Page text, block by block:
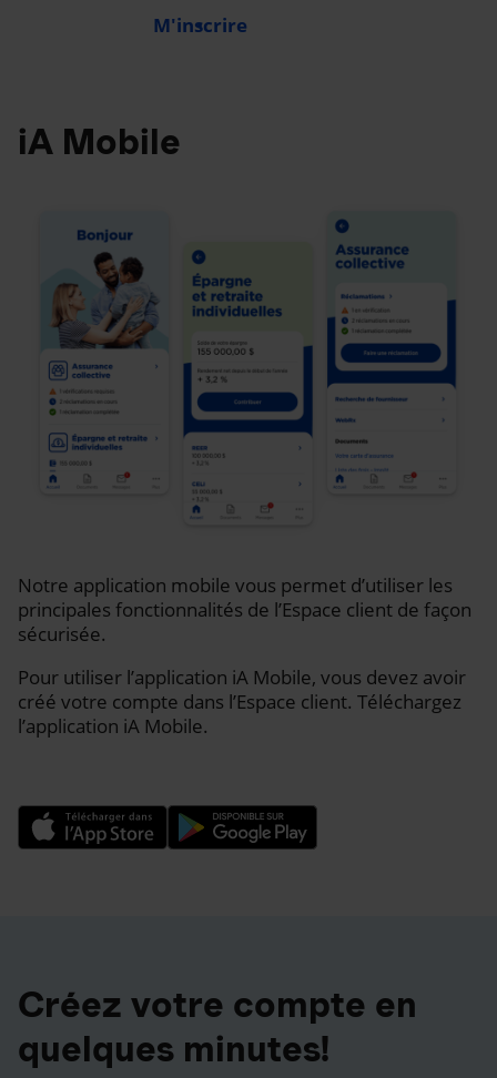
M'inscrire
iA Mobile
Notre application mobile vous permet d’utiliser les
principales fonctionnalités de l’Espace client de façon
sécurisée.
Pour utiliser l’application iA Mobile, vous devez avoir
créé votre compte dans l’Espace client. Téléchargez
l’application iA Mobile.
Créez votre compte en
quelques minutes!